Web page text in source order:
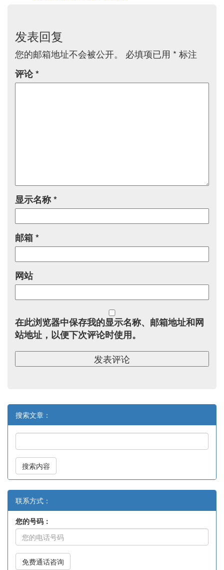
发表回复
您的邮箱地址不会被公开。 必填项已用 * 标注
评论*
显示名称*
邮箱*
网站
在此浏览器中保存我的显示名称、邮箱地址和网
站地址，以便下次评论时使用。
搜索文章：
搜索内容
联系方式：
您的号码：
免费通话咨询